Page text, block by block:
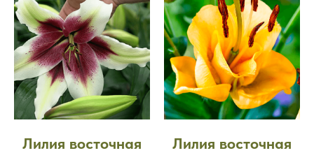
Лилия восточная
Лилия восточная